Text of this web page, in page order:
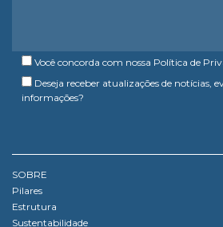
Você concorda com nossa Política de
Deseja receber atualizações de notícias,
informações?
SOBRE
Pilares
Estrutura
Sustentabilidade